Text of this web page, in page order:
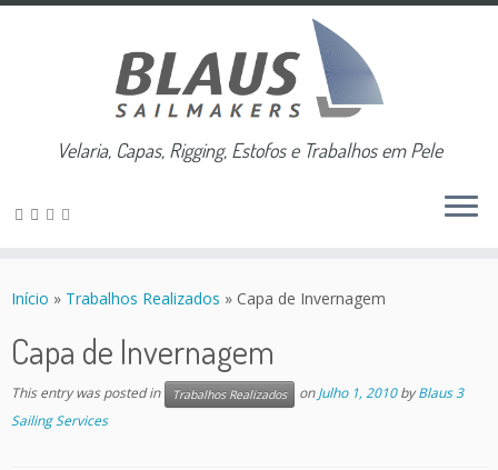
to
Velaria, Capas, Rigging, Estofos e Trabalhos em Pele
Início » Trabalhos Realizados » Capa de Invernagem
Capa de Invernagem
This entry was posted in Trabalhos Realizados onJulho 1, 2010 byBlaus 3
Sailing Services